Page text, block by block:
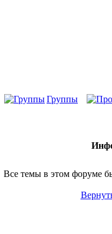
Группы
Все темы в этом форуме